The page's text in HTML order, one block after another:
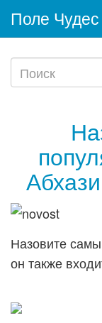
Поле
Назовите
он также